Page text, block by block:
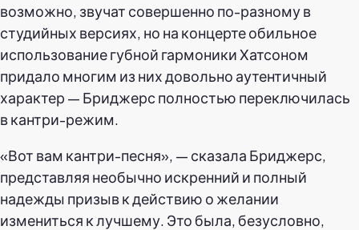
возможно, звучат совершенно по-разному в
студийных версиях, но на концерте обильное
использование губной гармоники Хатсоном
придало многим из них довольно аутентичный
характер — Бриджерс полностью переключилась
в кантри-режим.
«Вот вам кантри-песня», — сказала Бриджерс,
представляя необычно искренний и полный
надежды призыв к действию о желании
измениться к лучшему. Это была, безусловно,